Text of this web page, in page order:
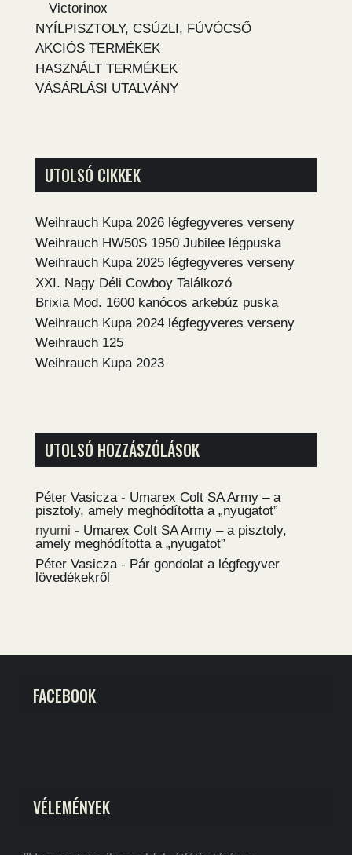
Victorinox
NYÍLPISZTOLY, CSÚZLI, FÚVÓCSŐ
AKCIÓS TERMÉKEK
HASZNÁLT TERMÉKEK
VÁSÁRLÁSI UTALVÁNY
UTOLSÓ CIKKEK
Weihrauch Kupa 2026 légfegyveres verseny
Weihrauch HW50S 1950 Jubilee légpuska
Weihrauch Kupa 2025 légfegyveres verseny
XXI. Nagy Déli Cowboy Találkozó
Brixia Mod. 1600 kanócos arkebúz puska
Weihrauch Kupa 2024 légfegyveres verseny
Weihrauch 125
Weihrauch Kupa 2023
UTOLSÓ HOZZÁSZÓLÁSOK
Péter Vasicza - Umarex Colt SA Army – a
pisztoly, amely meghódította a „nyugatot”
nyumi - Umarex Colt SA Army – a pisztoly,
amely meghódította a „nyugatot”
Péter Vasicza - Pár gondolat a légfegyver
lövedékekről
FACEBOOK
VÉLEMÉNYEK